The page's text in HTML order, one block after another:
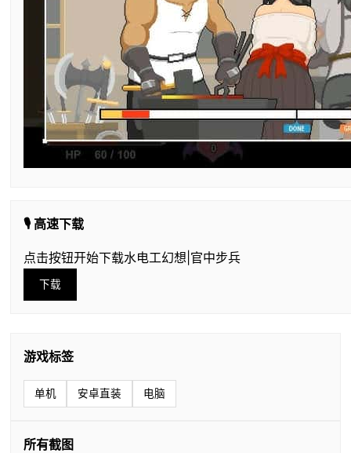
🎙️ 高速下载
点击按钮开始下载水电工幻想|官中步兵
下载
游戏标签
单机 安卓直装 电脑
所有截图